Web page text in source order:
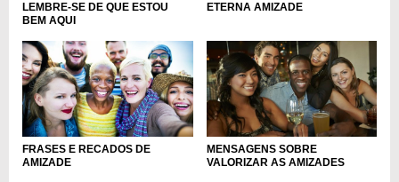
LEMBRE-SE DE QUE ESTOU
BEM AQUI
ETERNA AMIZADE
FRASES E RECADOS DE
AMIZADE
MENSAGENS SOBRE
VALORIZAR AS AMIZADES